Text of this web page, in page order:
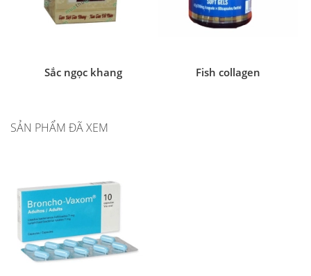
Sắc ngọc khang Fish collagen
SẢN PHẨM ĐÃ XEM